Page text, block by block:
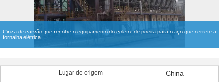
Cinza de carvão que recolhe o equipamento do coletor de poeira para o aço que derrete a
fornalha elétrica
Lugar de origem China